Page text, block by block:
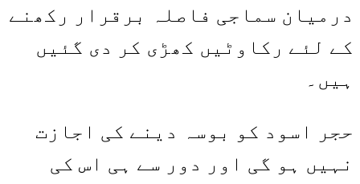
درمیان سماجی فاصلہ برقرار رکھنے
کے لئے رکاوٹیں کھڑی کر دی گئیں
ہیں۔
حجر اسود کو بوسہ دینے کی اجازت
نہیں ہو گی اور دور سے ہی اس کی